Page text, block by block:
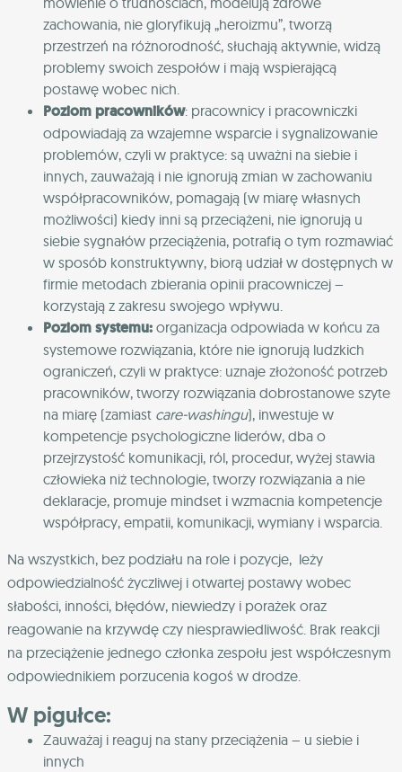
zachowania, nie gloryfikują „heroizmu”, tworzą
przestrzeń na różnorodność, słuchają aktywnie, widzą
problemy swoich zespołów i mają wspierającą
postawę wobec nich.
Poziom pracowników: pracownicy i pracowniczki
odpowiadają za wzajemne wsparcie i sygnalizowanie
problemów, czyli w praktyce: są uważni na siebie i
innych, zauważają i nie ignorują zmian w zachowaniu
współpracowników, pomagają (w miarę własnych
możliwości) kiedy inni są przeciążeni, nie ignorują u
siebie sygnałów przeciążenia, potrafią o tym rozmawiać
w sposób konstruktywny, biorą udział w dostępnych w
firmie metodach zbierania opinii pracowniczej –
korzystają z zakresu swojego wpływu.
Poziom systemu: organizacja odpowiada w końcu za
systemowe rozwiązania, które nie ignorują ludzkich
ograniczeń, czyli w praktyce: uznaje złożoność potrzeb
pracowników, tworzy rozwiązania dobrostanowe szyte
na miarę (zamiast care-washingu), inwestuje w
kompetencje psychologiczne liderów, dba o
przejrzystość komunikacji, ról, procedur, wyżej stawia
człowieka niż technologie, tworzy rozwiązania a nie
deklaracje, promuje mindset i wzmacnia kompetencje
współpracy, empatii, komunikacji, wymiany i wsparcia.
Na wszystkich, bez podziału na role i pozycje, leży
odpowiedzialność życzliwej i otwartej postawy wobec
słabości, inności, błędów, niewiedzy i porażek oraz
reagowanie na krzywdę czy niesprawiedliwość. Brak reakcji
na przeciążenie jednego członka zespołu jest współczesnym
odpowiednikiem porzucenia kogoś w drodze.
W pigułce:
Zauważaj i reaguj na stany przeciążenia – u siebie i
innych